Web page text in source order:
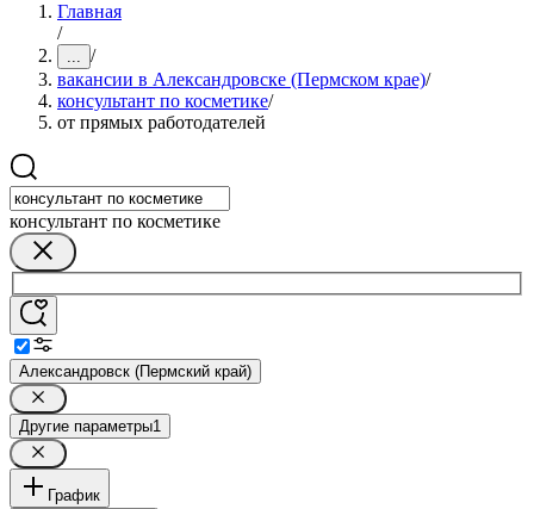
Главная
/
... /
вакансии в Александровске (Пермском крае)/
консультант по косметике/
от прямых работодателей
консультант по косметике
Александровск (Пермский край)
Другие параметры1
График